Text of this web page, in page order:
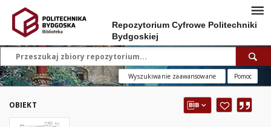
Repozytorium Cyfrowe Politechniki
Bydgoskiej
Wyszukiwanie zaawansowane Pomoc
OBIEKT